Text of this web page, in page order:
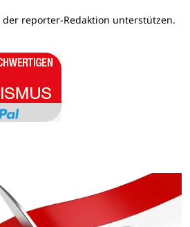
reporter-Redaktion unterstützen.